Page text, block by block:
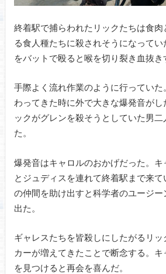
終着駅で捕らわれたリックたちは食
る食人種たちに殺されそうになって
をバットで殴ると喉を切り裂き血抜き
手際よく流れ作業のように行っていた
わってきた時に外で大きな爆発音がし
ックがグレンを殺そうとしていた男
た。
爆発音はキャロルのおかげだった。キ
とジュディスを連れて終着駅まで来て
の仲間を助け出すと科学者のユージー
出た。
ギャレスたちを皆殺しにしたがるリ
カーが増えてきたことで断念する。
を見つけると再会を喜んだ。